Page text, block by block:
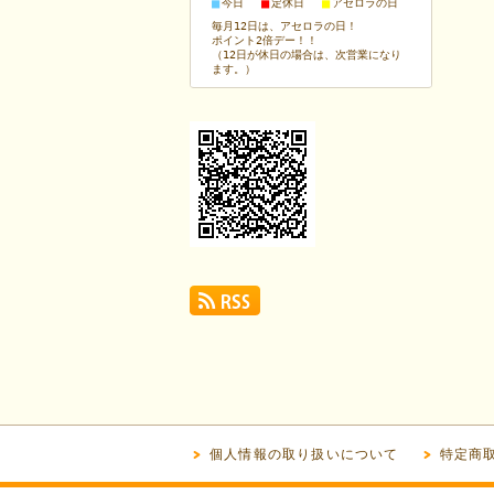
■今日 ■定休日 ■ アセロラの日
毎月12日は、アセロラの日！
ポイント2倍デー！！
（12日が休日の場合は、次営業になり
ます。）
個人情報の取り扱いについて 特定商